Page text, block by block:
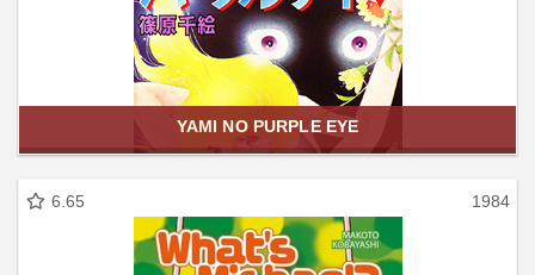
YAMI NO PURPLE EYE
6.65 1984